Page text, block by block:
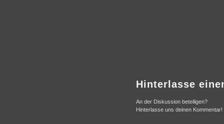
Hinterlasse
An der Diskussion beteiligen?
Hinterlasse uns deinen Kommentar!